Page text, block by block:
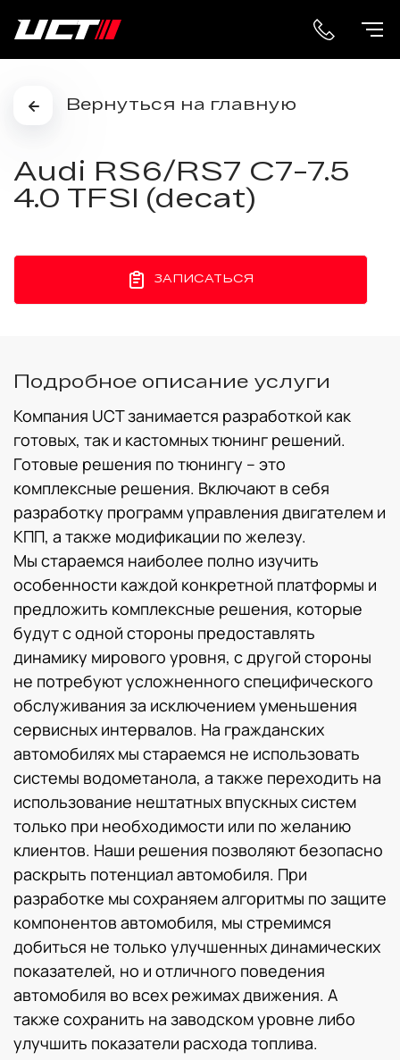
Вернуться на главную
Audi RS6/RS7 C7-7.5
4.0 TFSI (decat)
ЗАПИСАТЬСЯ
Подробное описание услуги
Компания UCT занимается разработкой как
готовых, так и кастомных тюнинг решений.
Готовые решения по тюнингу – это
комплексные решения. Включают в себя
разработку программ управления двигателем и
КПП, а также модификации по железу.
Мы стараемся наиболее полно изучить
особенности каждой конкретной платформы и
предложить комплексные решения, которые
будут с одной стороны предоставлять
динамику мирового уровня, с другой стороны
не потребуют усложненного специфического
обслуживания за исключением уменьшения
сервисных интервалов. На гражданских
автомобилях мы стараемся не использовать
системы водометанола, а также переходить на
использование нештатных впускных систем
только при необходимости или по желанию
клиентов. Наши решения позволяют безопасно
раскрыть потенциал автомобиля. При
разработке мы сохраняем алгоритмы по защите
компонентов автомобиля, мы стремимся
добиться не только улучшенных динамических
показателей, но и отличного поведения
автомобиля во всех режимах движения. А
также сохранить на заводском уровне либо
улучшить показатели расхода топлива.